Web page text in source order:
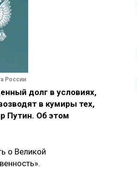
России
долг в условиях,
в кумиры тех,
Путин. Об этом
о Великой